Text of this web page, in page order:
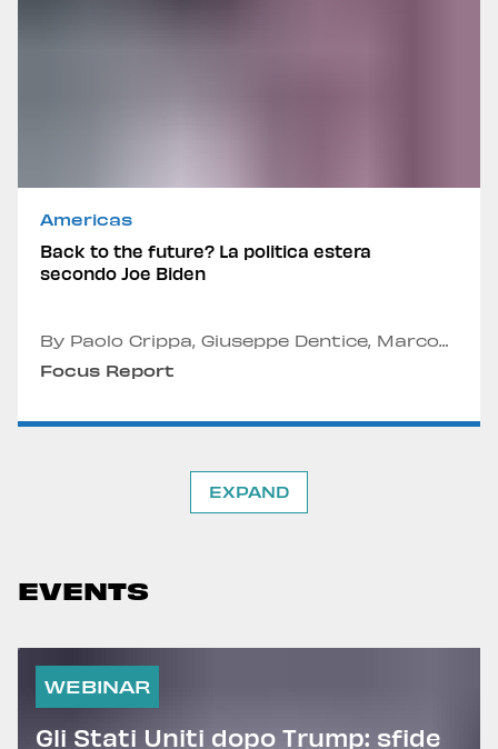
Americas
Back to the future? La politica estera
secondo Joe Biden
By Paolo Crippa, Giuseppe Dentice, Marco
Focus Report
EXPAND
EVENTS
WEBINAR
Gli Stati Uniti dopo Trump: sfide